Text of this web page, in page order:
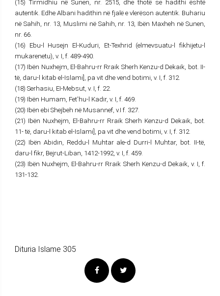
(15) Tirmidhiu në Sunen, nr. 2515, dhe thotë se hadithi është
autentik. Edhe Albani hadithin në fjalë e vlerëson autentik. Buhariu
në Sahih, nr. 13, Muslimi në Sahih, nr. 13, Ibën Maxheh në Sunen,
nr. 66.
(16) Ebu-l Husejn El-Kuduri, Et-Texhrid (elmevsuatu-l fikhijetu-l
mukarenetu), v. I, f. 489-490.
(17) Ibën Nuxhejm, El-Bahru-rr Rraik Sherh Kenzu-d Dekaik, bot. II-
të, daru-l kitab el-Islami], pa vit dhe vend botimi, v. I, f. 312.
(18) Serhasiu, EI-Mebsut, v. I, f. 22.
(19) Ibën Humam, Fet'hu-l Kadir, v. I, f. 469.
(20) Ibën ebi Shejbeh në Musannef, v.I f. 327.
(21) Ibën Nuxhejm, El-Bahru-rr Rraik Sherh Kenzu-d Dekaik, bot.
11- të, daru-l kitab el-Islami], pa vit dhe vend botimi, v. I, f. 312.
(22) Ibën Abidin, Reddu-l Muhtar ale-d Durri-l Muhtar, bot. II-të,
daru-l fikr, Bejrut-Liban, 1412-1992, v. I, f. 459.
(23) Ibën Nuxhejm, El-Bahru-rr Rraik Sherh Kenzu-d Dekaik, v. I, f.
131-132.
Dituria Islame 305